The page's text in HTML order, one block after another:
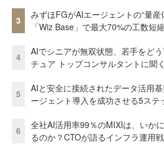
3
みずほFGがAIエージェントの“量
「Wiz Base」で最大70%の工数短
4
AIでシニアが無双状態、若手をど
チュア トップコンサルタントに聞く
5
AIと安全に接続されたデータ活用
ージェント導入を成功させる5ステ
6
全社AI活用率99％のMIXIは、いか
るのか？CTOが語るインフラ運用